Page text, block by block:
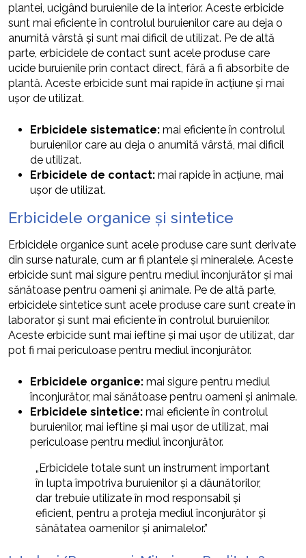
plantei, ucigând buruienile de la interior. Aceste erbicide
sunt mai eficiente în controlul buruienilor care au deja o
anumită vârstă și sunt mai dificil de utilizat. Pe de altă
parte, erbicidele de contact sunt acele produse care
ucide buruienile prin contact direct, fără a fi absorbite de
plantă. Aceste erbicide sunt mai rapide în acțiune și mai
ușor de utilizat.
Erbicidele sistematice: mai eficiente în controlul
buruienilor care au deja o anumită vârstă, mai dificil
de utilizat.
Erbicidele de contact: mai rapide în acțiune, mai
ușor de utilizat.
Erbicidele organice și sintetice
Erbicidele organice sunt acele produse care sunt derivate
din surse naturale, cum ar fi plantele și mineralele. Aceste
erbicide sunt mai sigure pentru mediul înconjurător și mai
sănătoase pentru oameni și animale. Pe de altă parte,
erbicidele sintetice sunt acele produse care sunt create în
laborator și sunt mai eficiente în controlul buruienilor.
Aceste erbicide sunt mai ieftine și mai ușor de utilizat, dar
pot fi mai periculoase pentru mediul înconjurător.
Erbicidele organice: mai sigure pentru mediul
înconjurător, mai sănătoase pentru oameni și animale.
Erbicidele sintetice: mai eficiente în controlul
buruienilor, mai ieftine și mai ușor de utilizat, mai
periculoase pentru mediul înconjurător.
„Erbicidele totale sunt un instrument important
în lupta împotriva buruienilor și a dăunătorilor,
dar trebuie utilizate în mod responsabil și
eficient, pentru a proteja mediul înconjurător și
sănătatea oamenilor și animalelor.”